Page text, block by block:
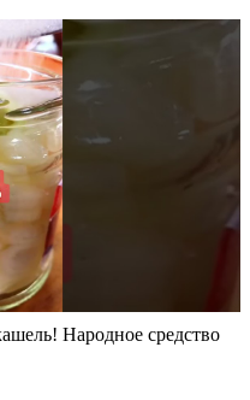
Народное средство